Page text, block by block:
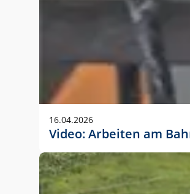
Anwendungsgröße im Layout:
Die Logohöhe beträgt 4 – 10 %
folgende fest definierte
DIN A3 – 15 mm hoch (5 %)
DIN A1 – 39 mm hoch (5 %)
16.04.2026
Video: Arbeiten am